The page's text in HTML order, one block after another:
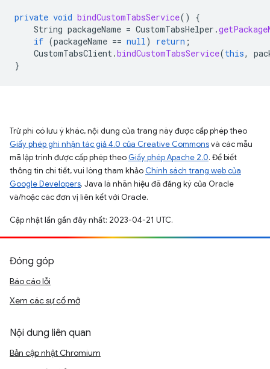
private void bindCustomTabsService()
{
String packageName = CustomTabsHelper .
if (packageName == null) return ;
CustomTabsClient.bindCustomTabsService(this,
}
Trừ phi có lưu ý khác, nội dung của trang này được cấp phép theo
Giấy phép ghi nhận tác giả 4.0 của Creative Commonsvà các mẫu
mã lập trình được cấp phép theo Giấy phép Apache 2.0. Để biết
thông tin chi tiết, vui lòng tham khảo Chính sách trang web của
Google Developers. Java là nhãn hiệu đã đăng ký của Oracle
và/hoặc các đơn vị liên kết với Oracle.
Cập nhật lần gần đây nhất: 2023-04-21 UTC.
Đóng góp
Báo cáo lỗi
Xem các sự cố mở
Nội dung liên quan
Bản cập nhật Chromium